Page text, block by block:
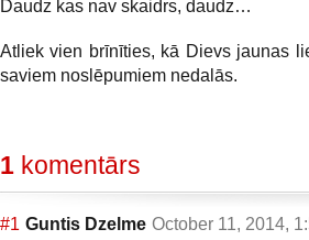
Daudz kas nav skaidrs, daudz…
Atliek vien brīnīties, kā Dievs jaunas
saviem noslēpumiem nedalās.
1 komentārs
#1 Guntis Dzelme October 11, 2014,